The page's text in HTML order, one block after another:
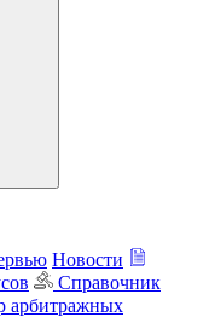
Новости
Справочник
арбитражных